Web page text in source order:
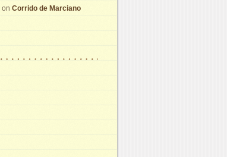
on Corrido de Marciano